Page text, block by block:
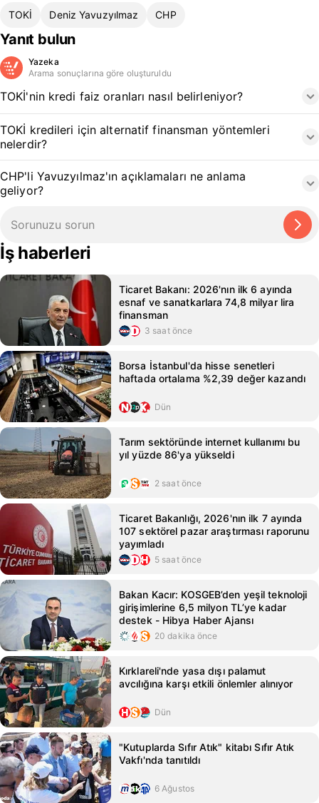
TOKİ Deniz Yavuzyılmaz CHP
Yanıt bulun
Yazeka
Arama sonuçlarına göre oluşturuldu
TOKİ'nin kredi faiz oranları nasıl belirleniyor?
TOKİ kredileri için alternatif finansman yöntemleri
nelerdir?
CHP'li Yavuzyılmaz'ın açıklamaları ne anlama
geliyor?
İş haberleri
Ticaret Bakanı: 2026'nın ilk 6 ayında
esnaf ve sanatkarlara 74,8 milyar lira
finansman
3 saat önce
Borsa İstanbul'da hisse senetleri
haftada ortalama %2,39 değer kazandı
Dün
Tarım sektöründe internet kullanımı bu
yıl yüzde 86'ya yükseldi
2 saat önce
Ticaret Bakanlığı, 2026'nın ilk 7 ayında
107 sektörel pazar araştırması raporunu
yayımladı
5 saat önce
Bakan Kacır: KOSGEB’den yeşil teknoloji
girişimlerine 6,5 milyon TL’ye kadar
destek - Hibya Haber Ajansı
20 dakika önce
Kırklareli'nde yasa dışı palamut
avcılığına karşı etkili önlemler alınıyor
Dün
"Kutuplarda Sıfır Atık" kitabı Sıfır Atık
Vakfı'nda tanıtıldı
6 Ağustos